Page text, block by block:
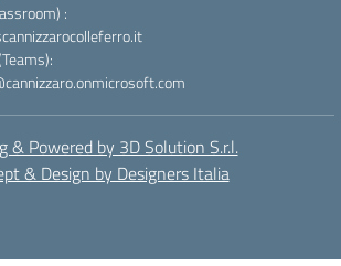
:
& Powered by 3D Solution S.r.l.
& Design by Designers Italia